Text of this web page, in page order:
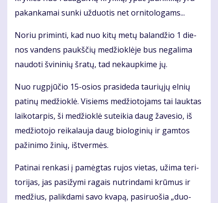
pa­kan­ka­mai sun­ki už­duo­tis net or­ni­to­lo­gams...
No­riu pri­min­ti, kad nuo ki­tų me­tų ba­lan­džio 1 die­
nos van­dens paukš­čių me­džiok­lė­je bus ne­ga­li­ma
nau­do­ti švi­ni­nių šra­tų, tad ne­kaup­ki­me jų.
Nuo rug­pjū­čio 15-osios pra­si­de­da tau­rių­jų el­nių
pa­ti­nų me­džiok­lė. Vi­siems me­džio­to­jams tai lauk­tas
lai­ko­tar­pis, ši me­džiok­lė su­tei­kia daug ža­ve­sio, iš
me­džio­to­jo rei­ka­lau­ja daug bio­lo­gi­nių ir gam­tos
pa­ži­ni­mo ži­nių, iš­tver­mės.
Pa­ti­nai ren­ka­si į pa­mėg­tas ru­jos vie­tas, už­ima te­ri­
to­ri­jas, jas pa­si­žy­mi ra­gais nu­trin­da­mi krū­mus ir
me­džius, pa­lik­da­mi sa­vo kva­pą, pa­si­ruo­šia „duo­